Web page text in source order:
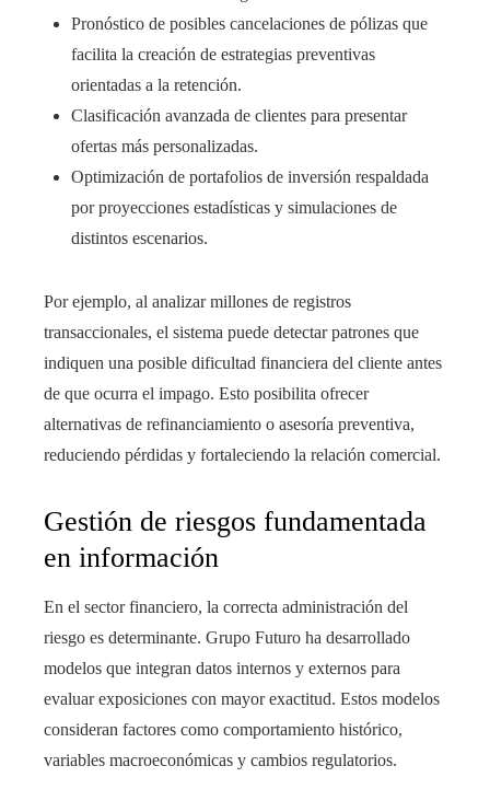
Pronóstico de posibles cancelaciones de pólizas que
facilita la creación de estrategias preventivas
orientadas a la retención.
Clasificación avanzada de clientes para presentar
ofertas más personalizadas.
Optimización de portafolios de inversión respaldada
por proyecciones estadísticas y simulaciones de
distintos escenarios.
Por ejemplo, al analizar millones de registros
transaccionales, el sistema puede detectar patrones que
indiquen una posible dificultad financiera del cliente antes
de que ocurra el impago. Esto posibilita ofrecer
alternativas de refinanciamiento o asesoría preventiva,
reduciendo pérdidas y fortaleciendo la relación comercial.
Gestión de riesgos fundamentada
en información
En el sector financiero, la correcta administración del
riesgo es determinante. Grupo Futuro ha desarrollado
modelos que integran datos internos y externos para
evaluar exposiciones con mayor exactitud. Estos modelos
consideran factores como comportamiento histórico,
variables macroeconómicas y cambios regulatorios.